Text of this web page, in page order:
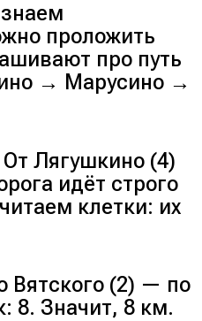
проложить
про путь
→ Марусино →
Лягушкино (4)
идёт строго
клетки: их
Вятского (2) — по
8. Значит, 8 км.